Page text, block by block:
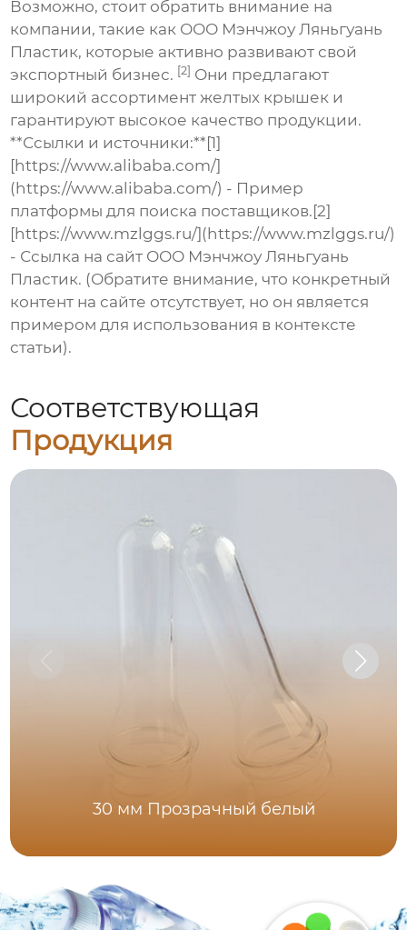
Возможно, стоит обратить внимание на
компании, такие как ООО Мэнчжоу Ляньгуань
Пластик, которые активно развивают свой
экспортный бизнес. [2] Они предлагают
широкий ассортиментжелтых крышек и
гарантируют высокое качество продукции.
**Ссылки и источники:**[1]
[https://www.alibaba.com/]
(https://www.alibaba.com/) - Пример
платформы для поиска поставщиков.[2]
[https://www.mzlggs.ru/](https://www.mzlggs.ru/)
- Ссылка на сайт ООО Мэнчжоу Ляньгуань
Пластик. (Обратите внимание, что конкретный
контент на сайте отсутствует, но он является
примером для использования в контексте
статьи).
Соответствующая
Продукция
30 мм Прозрачный белый